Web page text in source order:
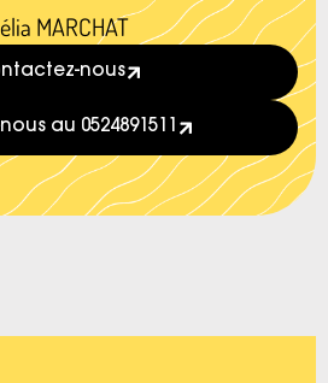
MARCHAT
nous
au 0524891511